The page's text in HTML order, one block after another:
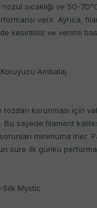
sıcaklığı ve 50-
verir. Ayrıca,
kesintisiz ve verimli
Ambalaj
tozdan korunması için
Bu sayede filament
sorunları minimuma iner.
süre ilk günkü
Silk Mystic